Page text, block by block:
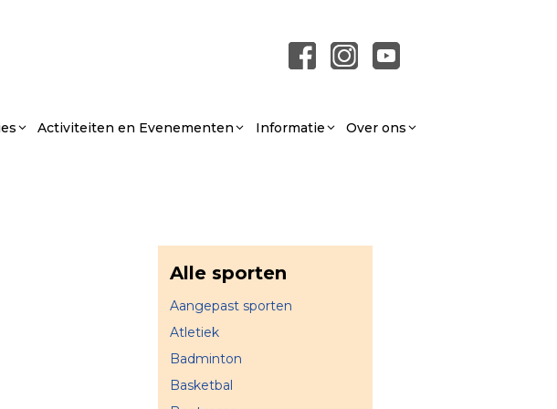
Activiteiten en Evenementen Informatie Over ons
Alle sporten
Aangepast sporten
Atletiek
Badminton
Basketbal